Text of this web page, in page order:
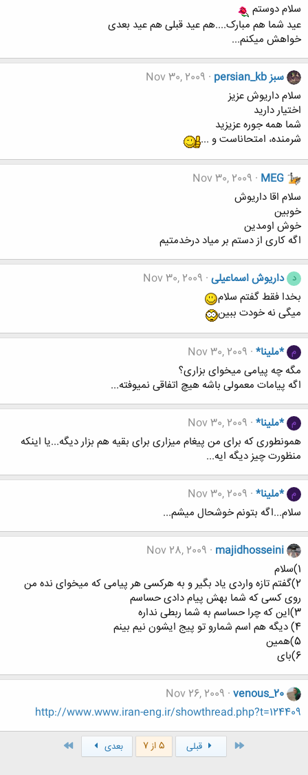
سلام دوستم
عید شما هم مبارک....هم عید قبلی هم عید بعدی
خواهش میکنم...
persian_kb سبز
Nov 30, 2009
سلام داریوش عزیز
اختیار دارید
شما همه جوره عزیزید
شرمنده، امتحاناست و ...
MEG
Nov 30, 2009
سلام اقا داریوش
خوبین
خوش اومدین
اگه کاری از دستم بر میاد درخدمتیم
د داریوش اسماعیلی Nov 30, 2009
بخدا فقط گفتم سلام
میگی نه خودت ببین
م *ملینا* Nov 30, 2009
مگه چه پیامی میخوای بزاری؟
اگه پیامات معمولی باشه هیچ اتفاقی نمیوفته...
م *ملینا* Nov 30, 2009
همونطوری که برای من پیغام میزاری برای بقیه هم بزار دیگه...یا اینکه
منظورت چیز دیگه ایه...
م *ملینا* Nov 30, 2009
سلام...اگه بتونم خوشحال میشم...
majidhosseini
Nov 28, 2009
1)سلام
2)گفتم تازه واردی یاد بگیر و به هرکسی هر پیامی که میخوای نده من
روی کسی که شما بهش پیام دادی حساسم
3)این که چرا حساسم به شما ربطی نداره
4) دیگه هم اسم شمارو تو پیج ایشون نیم بینم
5)همین
6)بای
venous_20
Nov 26, 2009
http://www.www.iran-eng.ir/showthread.php?t=124409
قبلی 5 از 7 بعدی